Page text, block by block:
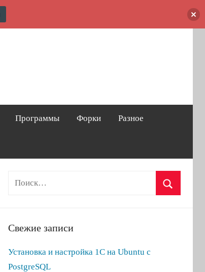
Программы Форки Разное
Свежие записи
Установка и настройка 1С на Ubuntu с
PostgreSQL